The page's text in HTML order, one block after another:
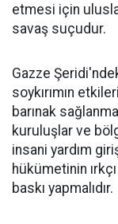
etmesi için
savaş suçudur.
Gazze
soykırımın
barınak
kuruluşlar ve
insani yardım
hükümetinin
baskı yapmalıdır.